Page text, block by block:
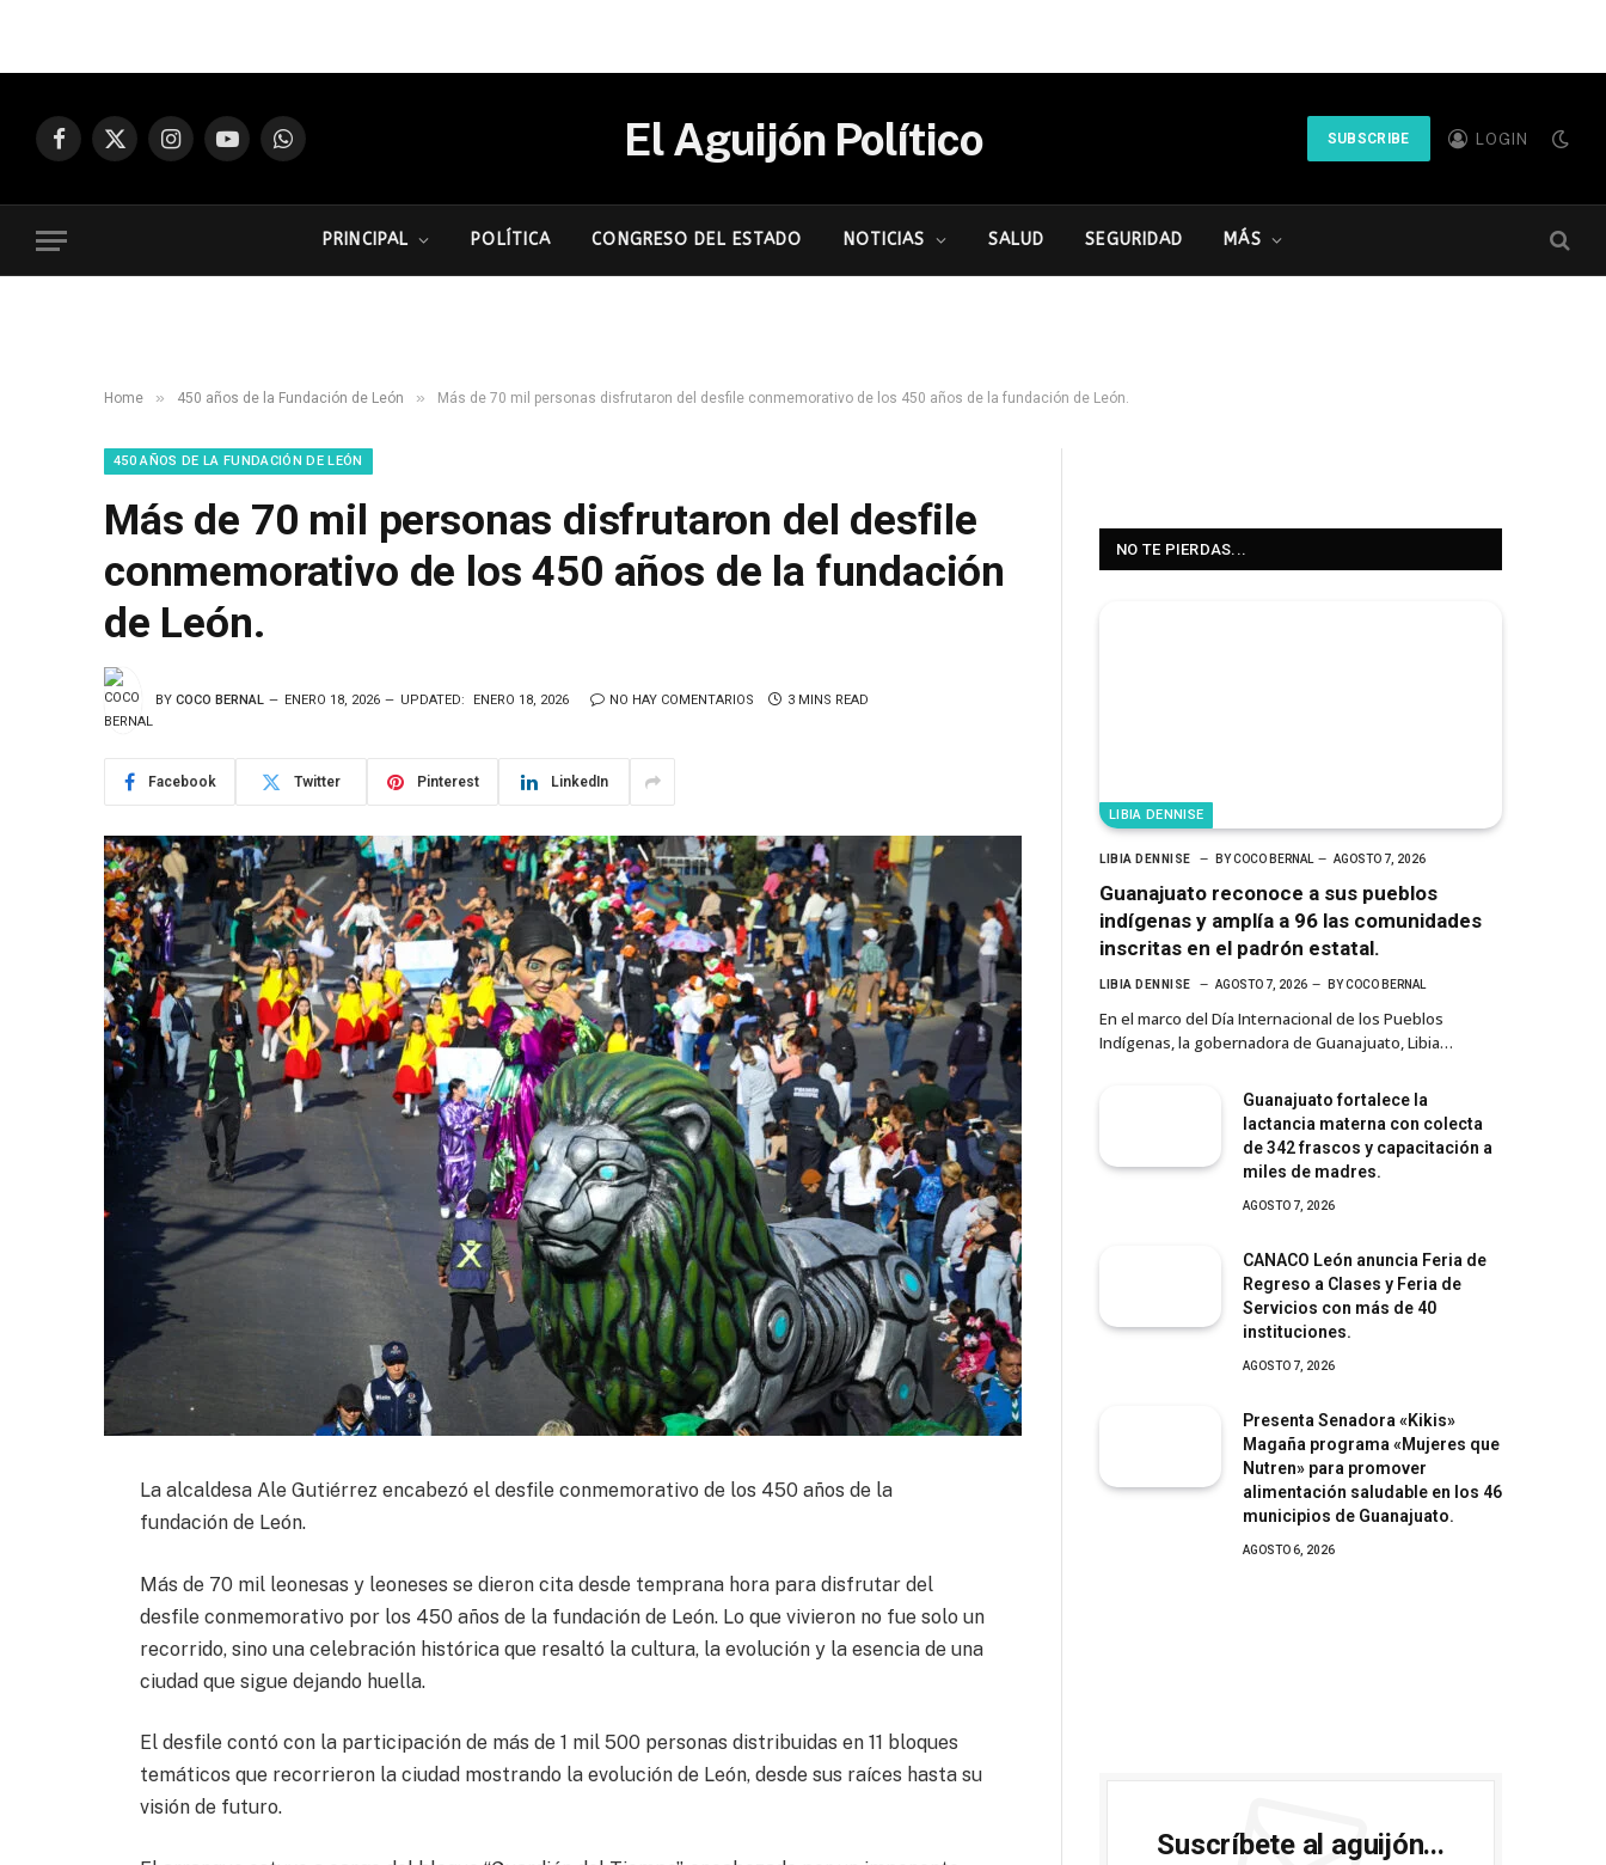
Facebook
X
InstagramYouTubeWhatsApp El Aguijón Político SUBSCRIBE LOGIN
PRINCIPAL POLÍTICA CONGRESO DEL ESTADO NOTICIAS SALUD SEGURIDAD MÁS
Home » 450 años de la Fundación de León » Más de 70 mil personas disfrutaron del desfile conmemorativo de los 450 años de la fundación de León.
450 AÑOS DE LA FUNDACIÓN DE LEÓN
Más de 70 mil personas disfrutaron del desfile
conmemorativo de los 450 años de la fundación
de León.
BY COCO BERNAL ENERO 18, 2026 UPDATED: ENERO 18, 2026 NO HAY COMENTARIOS 3 MINS READ
Facebook Twitter Pinterest LinkedIn
La alcaldesa Ale Gutiérrez encabezó el desfile conmemorativo de los 450 años de la
fundación de León.
Más de 70 mil leonesas y leoneses se dieron cita desde temprana hora para disfrutar del
desfile conmemorativo por los 450 años de la fundación de León. Lo que vivieron no fue solo un
recorrido, sino una celebración histórica que resaltó la cultura, la evolución y la esencia de una
ciudad que sigue dejando huella.
El desfile contó con la participación de más de 1 mil 500 personas distribuidas en 11 bloques
temáticos que recorrieron la ciudad mostrando la evolución de León, desde sus raíces hasta su
visión de futuro.
NO TE PIERDAS...
LIBIA DENNISE
LIBIA DENNISE BY COCO BERNAL AGOSTO 7, 2026
Guanajuato reconoce a sus pueblos
indígenas y amplía a 96 las comunidades
inscritas en el padrón estatal.
LIBIA DENNISE AGOSTO 7, 2026 BY COCO BERNAL
En el marco del Día Internacional de los Pueblos
Indígenas, la gobernadora de Guanajuato, Libia…
Guanajuato fortalece la
lactancia materna con colecta
de 342 frascos y capacitación a
miles de madres.
AGOSTO 7, 2026
CANACO León anuncia Feria de
Regreso a Clases y Feria de
Servicios con más de 40
instituciones.
AGOSTO 7, 2026
Presenta Senadora «Kikis»
Magaña programa «Mujeres que
Nutren» para promover
alimentación saludable en los 46
municipios de Guanajuato.
AGOSTO 6, 2026
Suscríbete al aguijón...